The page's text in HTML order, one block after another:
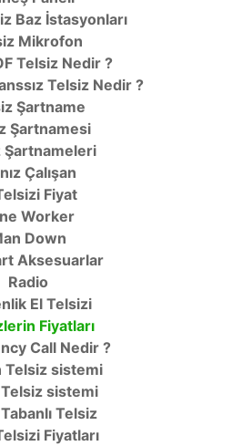
Baz İstasyonları
Mikrofon
Telsiz Nedir ?
Telsiz Nedir ?
Şartname
Şartnamesi
Şartnameleri
Çalışan
Fiyat
Worker
Down
Aksesuarlar
Radio
El Telsizi
Fiyatları
Call Nedir ?
Telsiz sistemi
sistemi
Tabanlı Telsiz
Fiyatları